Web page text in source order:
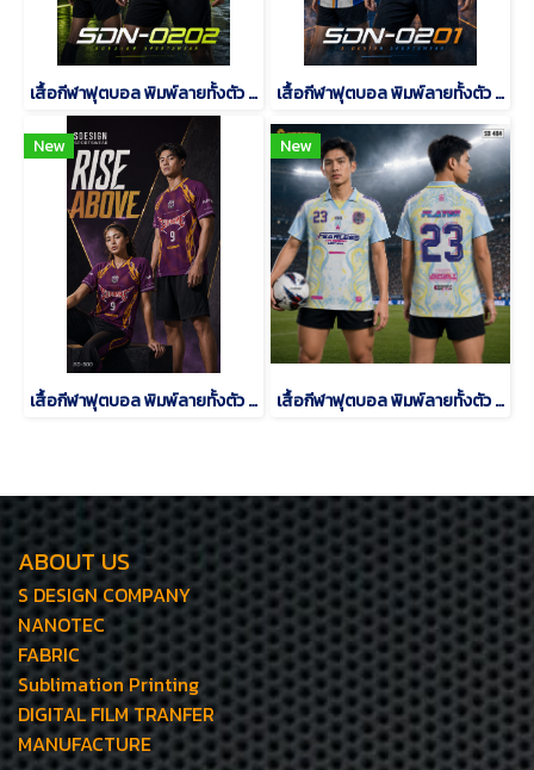
เสื้อกีฬาฟุตบอล พิมพ์ลายทั้งตัว เนื้อผ้า "นาโนเทค"SDN-0202 เสื้อกีฬาฟุตบอล พิมพ์ลายทั้งตัว เนื้อผ้า "นาโนเทค"SDN-0201
New
เสื้อกีฬาฟุตบอล พิมพ์ลายทั้งตัว เนื้อผ้า "นาโนเทค"SD-500
New
เสื้อกีฬาฟุตบอล พิมพ์ลายทั้งตัว เนื้อผ้า "นาโนเทค"SD-484
ABOUT US
S DESIGN COMPANY
NANOTEC
FABRIC
Sublimation Printing
DIGITAL FILM TRANFER
MANUFACTURE